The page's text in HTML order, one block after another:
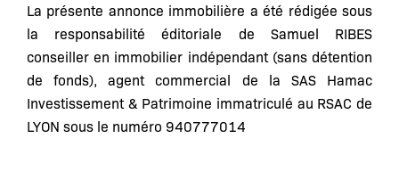
La présente annonce immobilière a été rédigée sous
la responsabilité éditoriale de Samuel RIBES
conseiller en immobilier indépendant (sans détention
de fonds), agent commercial de la SAS Hamac
Investissement & Patrimoine immatriculé au RSAC de
LYON sous le numéro 940777014